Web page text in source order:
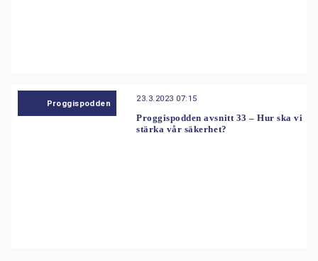
Proggispodden 23.3.2023 07:15
Proggispodden avsnitt 33 – Hur ska vi
stärka vår säkerhet?